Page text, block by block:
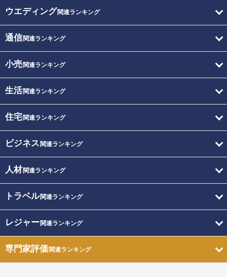
ウエディング関連ランキング
通信関連ランキング
小売関連ランキング
生活関連ランキング
住宅関連ランキング
ビジネス 関連ランキング
人材関連ランキング
トラベル関連ランキング
レジャー関連ランキング
専門家評価関連ランキング